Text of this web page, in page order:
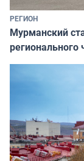
РЕГИОН
Мурманский
регионального